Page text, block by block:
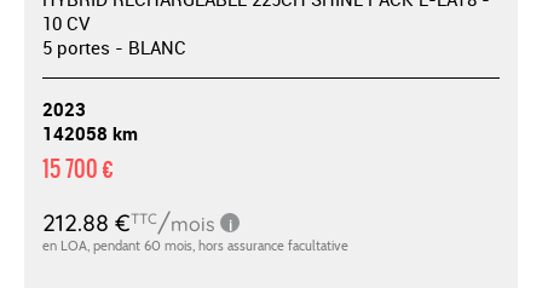
10 CV
5 portes - BLANC
2023
142058 km
15 700 €